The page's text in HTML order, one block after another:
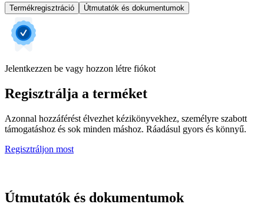
Termékregisztráció Útmutatók és dokumentumok
Jelentkezzen be vagy hozzon létre fiókot
Regisztrálja a terméket
Azonnal hozzáférést élvezhet kézikönyvekhez, személyre szabott
támogatáshoz és sok minden máshoz. Ráadásul gyors és könnyű.
Regisztráljon most
Útmutatók és dokumentumok